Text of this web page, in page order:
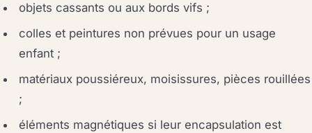
objets cassants ou aux bords vifs ;
colles et peintures non prévues pour un usage
enfant ;
matériaux poussiéreux, moisissures, pièces rouillées
;
éléments magnétiques si leur encapsulation est